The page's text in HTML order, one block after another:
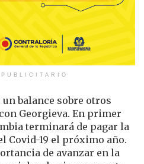
balance sobre otros
Georgieva. En primer
terminará de pagar la
Covid-19 el próximo año.
de avanzar en la